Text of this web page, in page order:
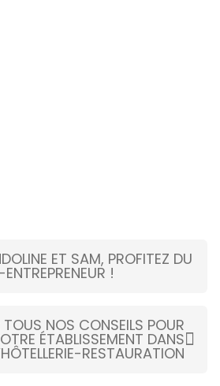
ET SAM, PROFITEZ DU
!
TOUS NOS CONSEILS POUR
ÉTABLISSEMENT DANS
RESTAURATION